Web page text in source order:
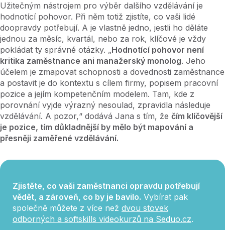
Užitečným nástrojem pro výběr dalšího vzdělávání je
hodnotící pohovor. Při něm totiž zjistíte, co vaši lidé
doopravdy potřebují. A je vlastně jedno, jestli ho děláte
jednou za měsíc, kvartál, nebo za rok, klíčové je vždy
pokládat ty správné otázky. „Hodnotící pohovor není
kritika zaměstnance ani manažerský monolog. Jeho
účelem je zmapovat schopnosti a dovednosti zaměstnance
a postavit je do kontextu s cílem firmy, popisem pracovní
pozice a jejím kompetenčním modelem. Tam, kde z
porovnání vyjde výrazný nesoulad, zpravidla následuje
vzdělávání. A pozor,“ dodává Jana s tím, že čím klíčovější
je pozice, tím důkladnější by mělo být mapování a
přesněji zaměřené vzdělávání.
Zjistěte, co vaši zaměstnanci opravdu potřebují
vědět, a zároveň, co by je bavilo. Vybírat pak
společně můžete z více než dvou stovek
odborných a softskills videokurzů na Seduo.cz.